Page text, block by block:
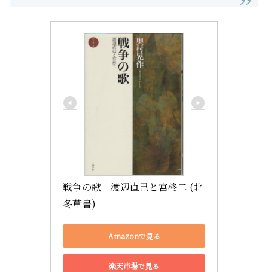
戦争の歌　渡辺直己と宮柊二 (北
冬草書)
Amazonで見る
楽天市場で見る